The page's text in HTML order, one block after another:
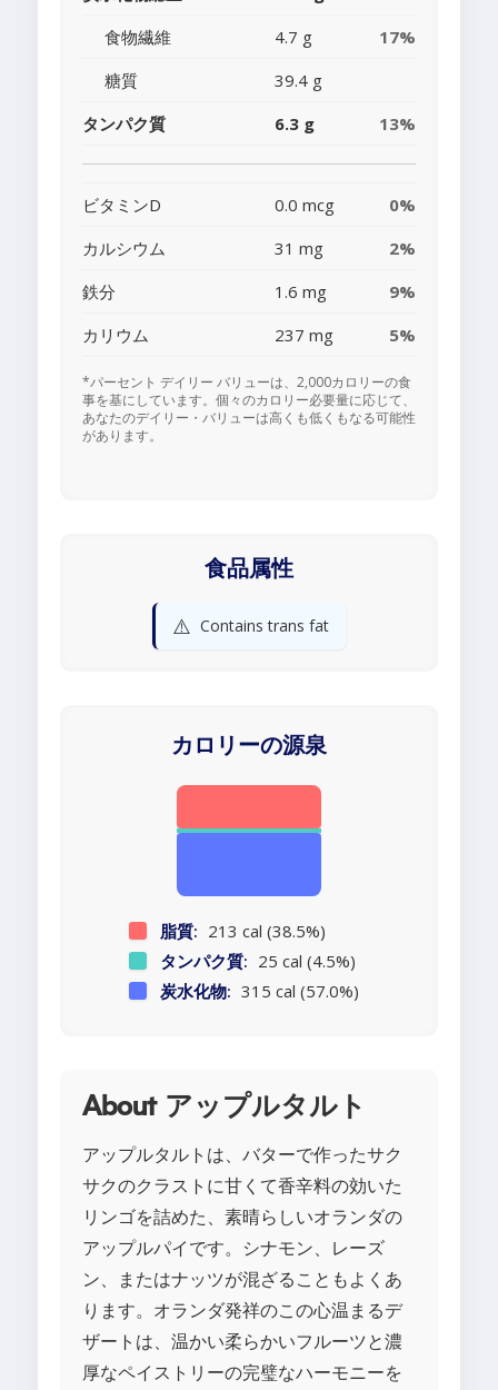
食物繊維
4.7 g
17%
糖質
39.4 g
タンパク質
6.3 g 13%
ビタミンD 0.0 mcg
0%
カルシウム
31 mg
2%
鉄分
1.6 mg
9%
カリウム
237 mg 5%
*パーセント デイリー バリューは、2,000カロリーの食
事を基にしています。個々のカロリー必要量に応じて、
あなたのデイリー・バリューは高くも低くもなる可能性
があります。
食品属性
⚠️ Contains trans fat
カロリーの源泉
脂質: 213 cal (38.5%)
タンパク質: 25 cal (4.5%)
炭水化物: 315 cal (57.0%)
About アップルタルト
アップルタルトは、バターで作ったサク
サクのクラストに甘くて香辛料の効いた
リンゴを詰めた、素晴らしいオランダの
アップルパイです。シナモン、レーズ
ン、またはナッツが混ざることもよくあ
ります。オランダ発祥のこの心温まるデ
ザートは、温かい柔らかいフルーツと濃
厚なペイストリーの完璧なハーモニーを